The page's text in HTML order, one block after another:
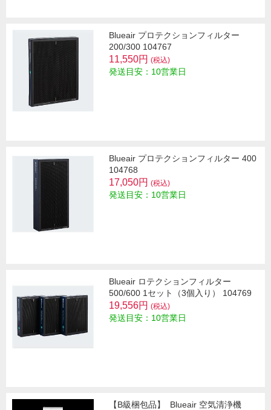
Blueair プロテクションフィルター
200/300 104767
11,550円 (税込)
発送目安：10営業日
Blueair プロテクションフィルター 400
104768
17,050円 (税込)
発送目安：10営業日
Blueair ロテクションフィルター
500/600 1セット（3個入り） 104769
19,556円 (税込)
発送目安：10営業日
【B級梱包品】
Blueair 空気清浄機